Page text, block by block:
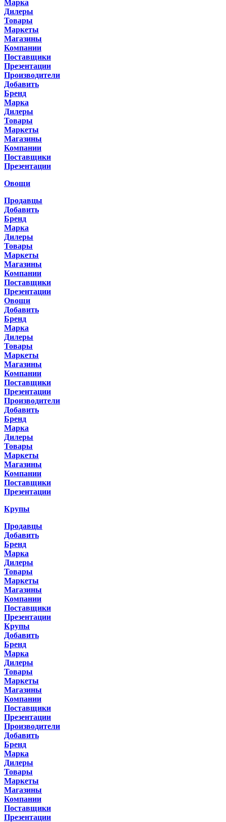
Марка
Дилеры
Товары
Маркеты
Магазины
Компании
Поставщики
Презентации
Производители
Добавить
Бренд
Марка
Дилеры
Товары
Маркеты
Магазины
Компании
Поставщики
Презентации
Овощи
Продавцы
Добавить
Бренд
Марка
Дилеры
Товары
Маркеты
Магазины
Компании
Поставщики
Презентации
Овощи
Добавить
Бренд
Марка
Дилеры
Товары
Маркеты
Магазины
Компании
Поставщики
Презентации
Производители
Добавить
Бренд
Марка
Дилеры
Товары
Маркеты
Магазины
Компании
Поставщики
Презентации
Крупы
Продавцы
Добавить
Бренд
Марка
Дилеры
Товары
Маркеты
Магазины
Компании
Поставщики
Презентации
Крупы
Добавить
Бренд
Марка
Дилеры
Товары
Маркеты
Магазины
Компании
Поставщики
Презентации
Производители
Добавить
Бренд
Марка
Дилеры
Товары
Маркеты
Магазины
Компании
Поставщики
Презентации